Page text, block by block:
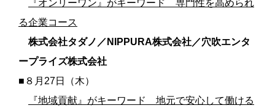
『オンリーワン』がキーワード 専門性を高められ
る企業コース
株式会社タダノ／NIPPURA株式会社／穴吹エンタ
ープライズ株式会社
■８月27日（木）
『地域貢献』がキーワード 地元で安心して働ける